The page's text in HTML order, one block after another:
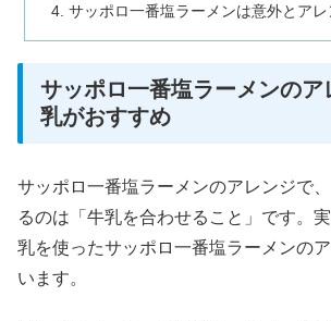
サッポロ一番塩ラーメンは意外とア
サッポロ一番塩ラーメンのア
乳がおすすめ
サッポロ一番塩ラーメンのアレンジで
るのは「牛乳を合わせること」です。
乳を使ったサッポロ一番塩ラーメンの
います。